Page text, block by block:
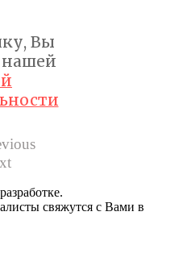
Вы
нашей
свяжутся с Вами в